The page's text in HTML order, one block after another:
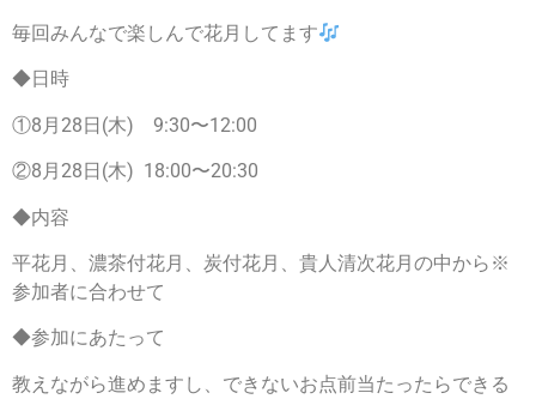
毎回みんなで楽しんで花月してます
◆日時
①8月28日(木) 9:30〜12:00
②8月28日(木) 18:00〜20:30
◆内容
平花月、濃茶付花月、炭付花月、貴人清次花月の中から※
参加者に合わせて
◆参加にあたって
教えながら進めますし、できないお点前当たったらできる